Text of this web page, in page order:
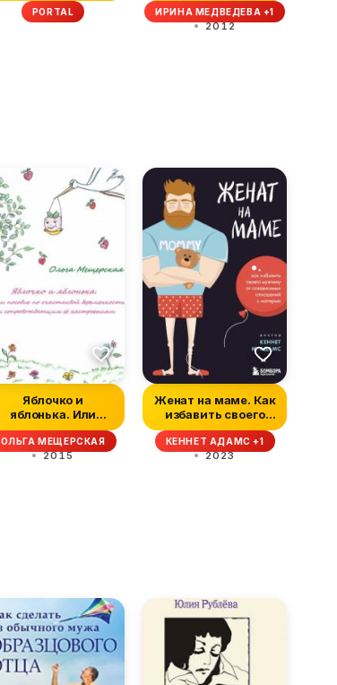
PORTAL ИРИНА МЕДВЕДЕВА +1
2012
Яблочко и
яблонька. Или
пособие по
счастливой бере...
ОЛЬГА МЕЩЕРСКАЯ
2015
Женат на маме. Как
избавить своего
мужчину от соза...
КЕННЕТ АДАМС +1
2023